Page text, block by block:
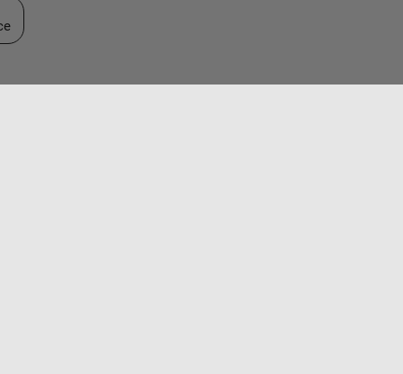
un site web